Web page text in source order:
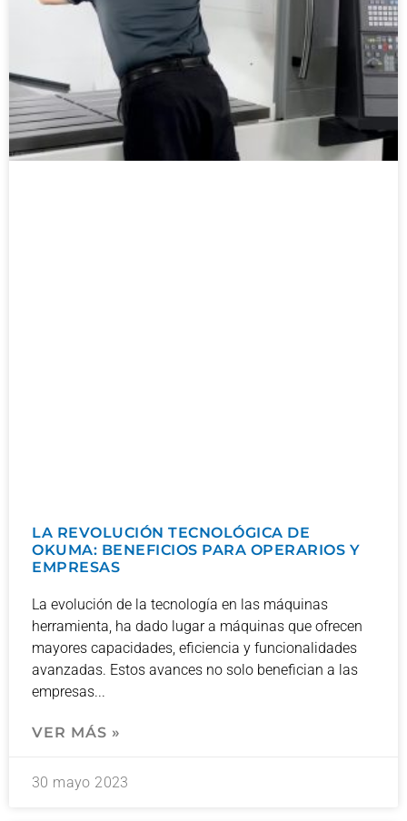
LA REVOLUCIÓN TECNOLÓGICA DE
OKUMA: BENEFICIOS PARA OPERARIOS Y
EMPRESAS
La evolución de la tecnología en las máquinas
herramienta, ha dado lugar a máquinas que ofrecen
mayores capacidades, eficiencia y funcionalidades
avanzadas. Estos avances no solo benefician a las
empresas
VER MÁS »
30 mayo 2023